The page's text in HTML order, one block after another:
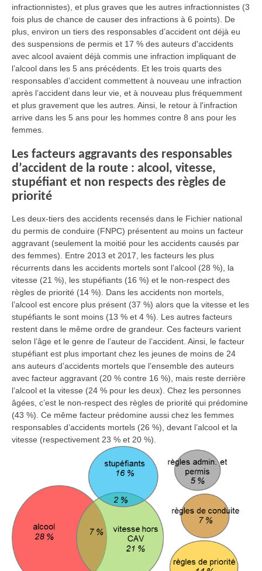
infractionnistes), et plus graves que les autres infractionnistes (3
fois plus de chance de causer des infractions à 6 points). De
plus, environ un tiers des responsables d’accident ont déjà eu
des suspensions de permis et 17 % des auteurs d'accidents
avec alcool avaient déjà commis une infraction impliquant de
l’alcool dans les 5 ans précédents. Et les trois quarts des
responsables d’accident commettent à nouveau une infraction
après l’accident dans leur vie, et à nouveau plus fréquemment
et plus gravement que les autres. Ainsi, le retour à l'infraction
arrive dans les 5 ans pour les hommes contre 8 ans pour les
femmes.
Les facteurs aggravants des responsables
d’accident de la route : alcool, vitesse,
stupéfiant et non respects des règles de
priorité
Les deux-tiers des accidents recensés dans le Fichier national
du permis de conduire (FNPC) présentent au moins un facteur
aggravant (seulement la moitié pour les accidents causés par
des femmes). Entre 2013 et 2017, les facteurs les plus
récurrents dans les accidents mortels sont l’alcool (28 %), la
vitesse (21 %), les stupéfiants (16 %) et le non-respect des
règles de priorité (14 %). Dans les accidents non mortels,
l’alcool est encore plus présent (37 %) alors que la vitesse et les
stupéfiants le sont moins (13 % et 4 %). Les autres facteurs
restent dans le même ordre de grandeur. Ces facteurs varient
selon l’âge et le genre de l’auteur de l’accident. Ainsi, le facteur
stupéfiant est plus important chez les jeunes de moins de 24
ans auteurs d’accidents mortels que l’ensemble des auteurs
avec facteur aggravant (20 % contre 16 %), mais reste derrière
l’alcool et la vitesse (24 % pour les deux). Chez les personnes
âgées, c’est le non-respect des règles de priorité qui prédomine
(43 %). Ce même facteur prédomine aussi chez les femmes
responsables d’accidents mortels (26 %), devant l’alcool et la
vitesse (respectivement 23 % et 20 %).